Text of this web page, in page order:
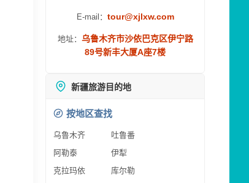
E-mail： tour@xjlxw.com
地址： 乌鲁木齐市沙依巴克区伊宁路
89号新丰大厦A座7楼
新疆旅游目的地
按地区查找
乌鲁木齐
吐鲁番
阿勒泰
伊犁
克拉玛依
库尔勒